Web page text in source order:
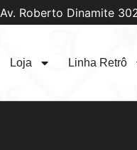
Av. Roberto Dinamite
Loja Linha Retrô